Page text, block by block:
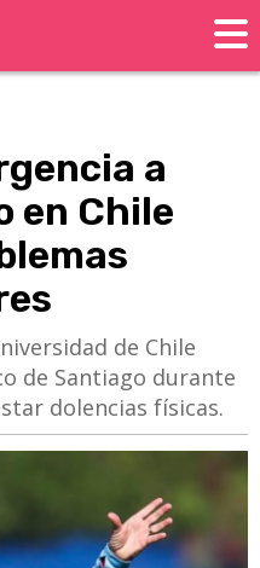
a
en Chile
de Chile
de Santiago durante
dolencias físicas.